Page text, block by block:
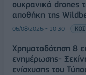
ουκρανικά drones
αποθήκη της
06/08/2026 - 10:30
Χρηματοδότηση 8
ενημέρωσης-
ενίσχυσης του